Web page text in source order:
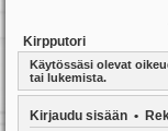
Kirpputori
Käytössäsi olevat
tai lukemista.
Kirjaudu sisään •